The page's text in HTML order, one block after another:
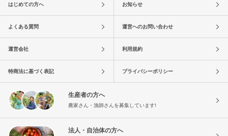
はじめての方へ お知らせ
よくある質問 運営へのお問い合わせ
運営会社 利用規約
特商法に基づく表記 プライバシーポリシー
生産者の方へ
農家さん・漁師さんを募集しています!
法人・自治体の方へ